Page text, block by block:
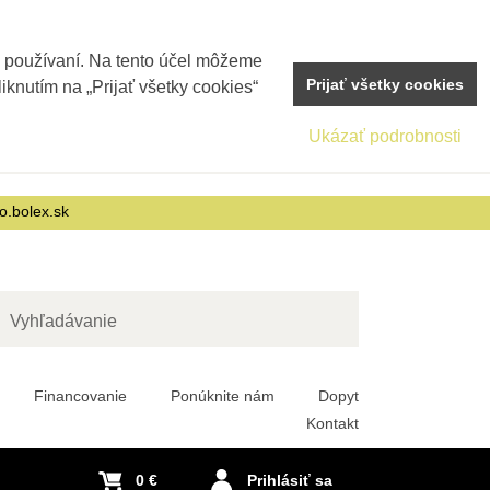
Financovanie Ponúknite nám
Dopyt
Kontakt
Prihlásiť sa
0 €
Na tento účel môžeme
na „Prijať všetky cookies“
Ukázať podrobnosti
Prijať všetky cookies